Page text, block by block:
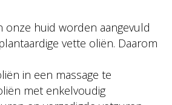
onze huid worden aangevuld
vette oliën. Daarom
in een massage te
met enkelvoudig